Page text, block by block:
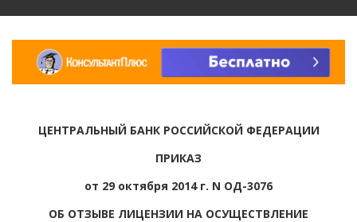
ЦЕНТРАЛЬНЫЙ БАНК РОССИЙСКОЙ ФЕДЕРАЦИИ
ПРИКАЗ
от 29 октября 2014 г. N ОД-3076
ОБ ОТЗЫВЕ ЛИЦЕНЗИИ НА ОСУЩЕСТВЛЕНИЕ